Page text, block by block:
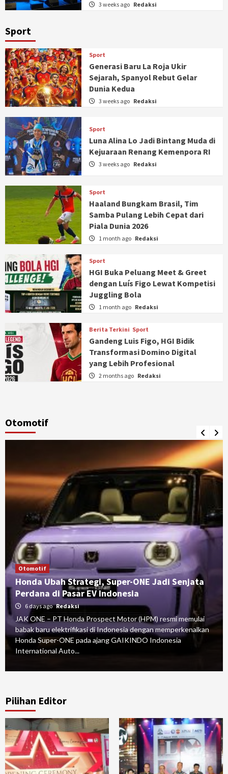
3 weeks ago Redaksi
Sport
Sport
Generasi Baru La Roja Ukir
Sejarah, Spanyol Rebut Gelar
Dunia Kedua
3 weeks ago Redaksi
Sport
Luna Alina Lo Jadi Bintang Muda di
Kejuaraan Renang Kemenpora RI
3 weeks ago Redaksi
Sport
Haaland Bungkam Brasil, Tim
Samba Pulang Lebih Cepat dari
Piala Dunia 2026
1 month ago Redaksi
Sport
HGI Buka Peluang Meet & Greet
dengan Luís Figo Lewat Kompetisi
Juggling Bola
1 month ago Redaksi
Berita Terkini Sport
Gandeng Luis Figo, HGI Bidik
Transformasi Domino Digital
yang Lebih Profesional
2 months ago Redaksi
Otomotif
Otomotif
Honda Ubah Strategi, Super-ONE Jadi Senjata
Perdana di Pasar EV Indonesia
6 days ago Redaksi
JAK ONE – PT Honda Prospect Motor (HPM) resmi memulai
babak baru elektrifikasi di Indonesia dengan memperkenalkan
Honda Super-ONE pada ajang GAIKINDO Indonesia
International Auto...
Pilihan Editor